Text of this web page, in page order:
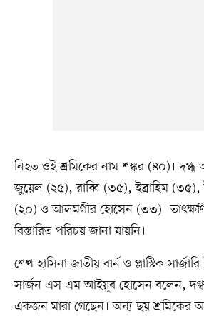
নিহত ওই শ্রমিকের নাম শঙ্কর (৪০)। দগ্ধ
জুয়েল (২৫), রাব্বি (৩৫), ইব্রাহিম
(২০) ও আলমগীর হোসেন (৩৩)।
বিস্তারিত পরিচয় জানা যায়নি।
শেখ হাসিনা জাতীয় বার্ন ও প্লাস্টিক
সার্জন এস এম আইয়ুব হোসেন বলেন,
একজন মারা গেছেন। অন্য ছয় শ্রমিকের